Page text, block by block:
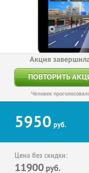
Акция
ПОВТОРИТЬ
Человек
5950 руб.
Цена без скидки:
11900 руб.